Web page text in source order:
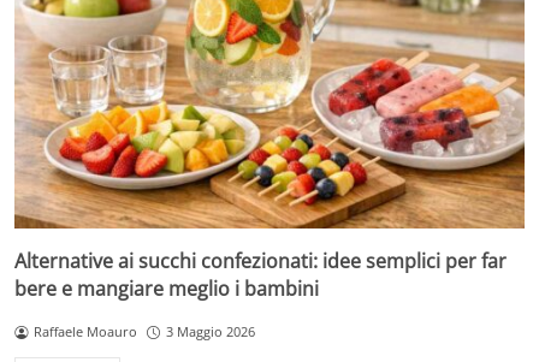
Alternative ai succhi confezionati: idee semplici per far
bere e mangiare meglio i bambini
Raffaele Moauro 3 Maggio 2026